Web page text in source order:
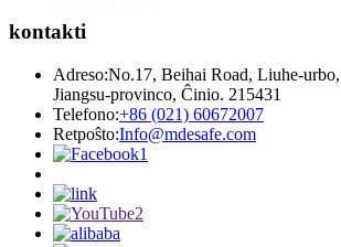
kontakti
Adreso:No.17, Beihai Road, Liuhe-
Jiangsu-provinco, Ĉinio. 215431
Telefono:+86 (021) 60672007
Retpoŝto:Info@mdesafe.com